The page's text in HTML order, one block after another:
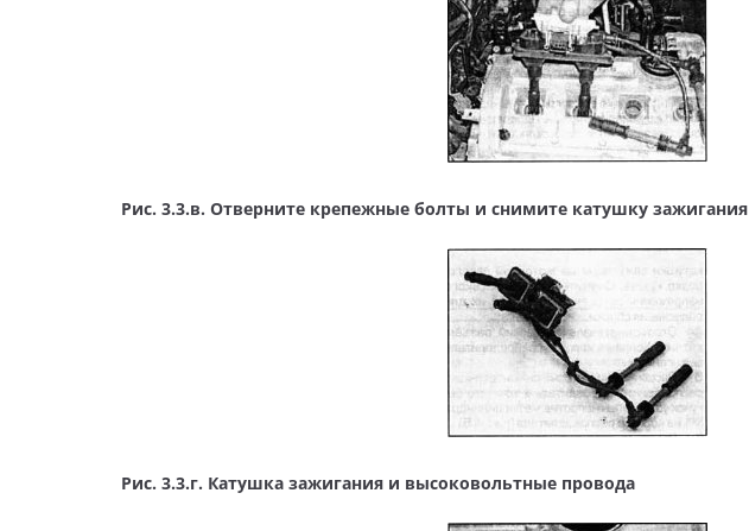
Рис. 3.3.в. Отверните крепежные болты и снимите катушку зажигания
Рис. 3.3.г. Катушка зажигания и высоковольтные провода